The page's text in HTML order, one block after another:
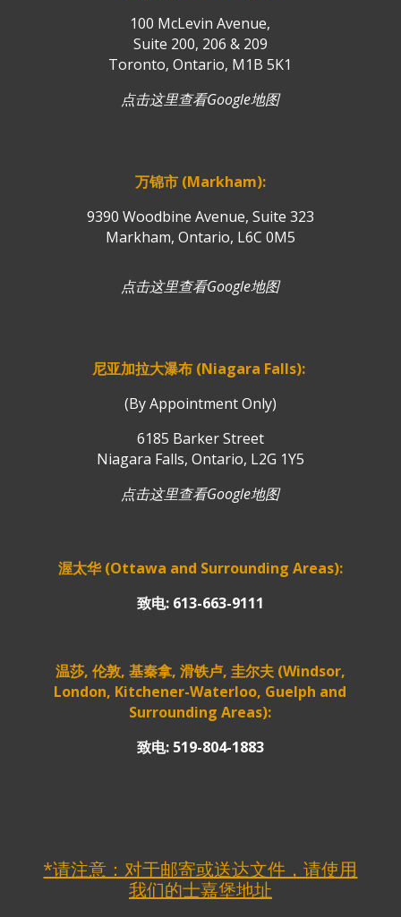
100 McLevin Avenue,
Suite 200, 206 & 209
Toronto, Ontario, M1B 5K1
点击这里查看Google地图
万锦市 (Markham):
9390 Woodbine Avenue, Suite 323
Markham, Ontario, L6C 0M5
点击这里查看Google地图
尼亚加拉大瀑布 (Niagara Falls):
(By Appointment Only)
6185 Barker Street
Niagara Falls, Ontario, L2G 1Y5
点击这里查看Google地图
渥太华 (Ottawa and Surrounding Areas):
致电: 613-663-9111
温莎, 伦敦, 基秦拿, 滑铁卢, 圭尔夫 (Windsor,
London, Kitchener-Waterloo, Guelph and
Surrounding Areas):
致电: 519-804-1883
*请注意：对于邮寄或送达文件，请使用
我们的士嘉堡地址